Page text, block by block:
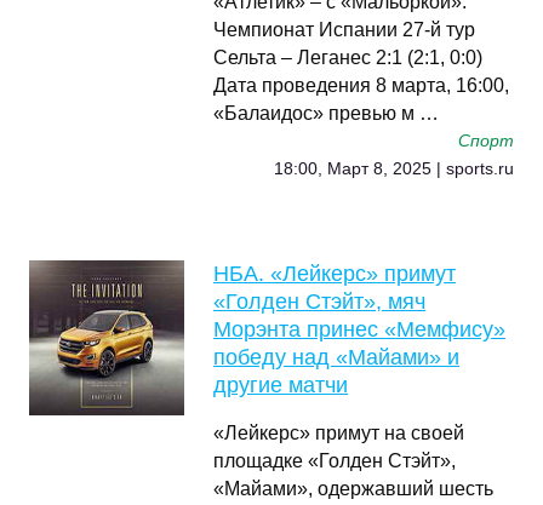
Чемпионат Испании 27-й тур
Сельта – Леганес 2:1 (2:1, 0:0)
Дата проведения 8 марта, 16:00,
«Балаидос» превью м …
Спорт
18:00, Март 8, 2025 | sports.ru
НБА. «Лейкерс» примут
«Голден Стэйт», мяч
Морэнта принес «Мемфису»
победу над «Майами» и
другие матчи
«Лейкерс» примут на своей
площадке «Голден Стэйт»,
«Майами», одержавший шесть